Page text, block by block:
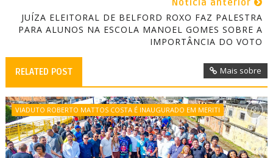
Notícia anterior
JUÍZA ELEITORAL DE BELFORD ROXO FAZ PALESTRA
PARA ALUNOS NA ESCOLA MANOEL GOMES SOBRE A
IMPORTÂNCIA DO VOTO
RELATED POST Mais sobre
VIADUTO ROBERTO MATTOS COSTA É INAUGURADO EM MERITI